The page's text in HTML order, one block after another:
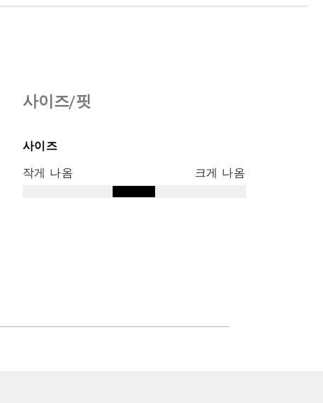
사이즈/핏
사이즈
작게 나옴 크게 나옴